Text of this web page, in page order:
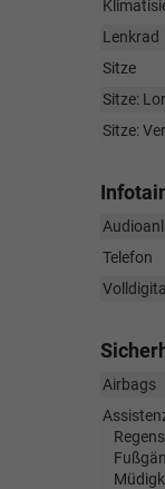
Lenkrad
Sitze
Sitze:
Sitze:
Telefon
Airbags